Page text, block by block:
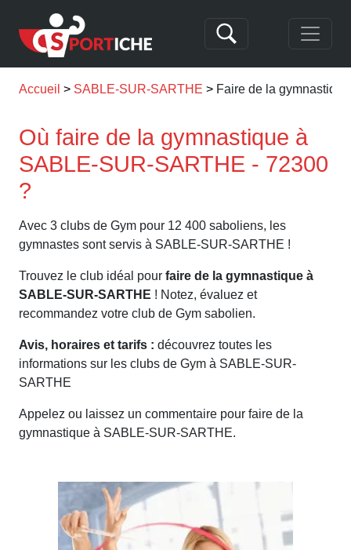
Accueil SABLE-SUR-SARTHE Faire de la
Où faire de la gymnastique à
SABLE-SUR-SARTHE - 72300
?
Avec 3 clubs de Gym pour 12 400 saboliens, les
gymnastes sont servis à SABLE-SUR-SARTHE !
Trouvez le club idéal pour faire de la gymnastique à
SABLE-SUR-SARTHE ! Notez, évaluez et
recommandez votre club de Gym sabolien.
Avis, horaires et tarifs : découvrez toutes les
informations sur les clubs de Gym à SABLE-SUR-
SARTHE
Appelez ou laissez un commentaire pour faire de la
gymnastique à SABLE-SUR-SARTHE.